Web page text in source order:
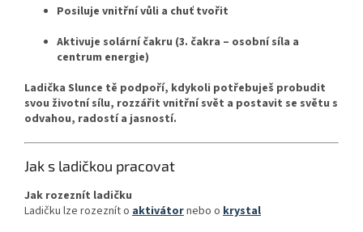
Posiluje vnitřní vůli a chuť tvořit
Aktivuje solární čakru (3. čakra – osobní síla a
centrum energie)
Ladička Slunce tě podpoří, kdykoli potřebuješ probudit
svou životní sílu, rozzářit vnitřní svět a postavit se světu s
odvahou, radostí a jasností.
Jak s ladičkou pracovat
Jak rozeznít ladičku
Ladičku lze rozeznít o aktivátornebo o krystal